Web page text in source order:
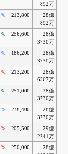
892万
213,800
28億
892万
256,600
28億
3730万
186,200
28億
3730万
213,200
28億
6567万
251,000
28億
3730万
238,400
28億
3730万
205,500
29億
2241万
250,000
28億